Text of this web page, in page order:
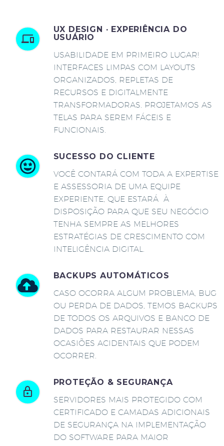
UX DESIGN · EXPERIÊNCIA DO
USUÁRIO
USABILIDADE EM PRIMEIRO LUGAR!
INTERFACES LIMPAS COM LAYOUTS
ORGANIZADOS, REPLETAS DE
RECURSOS E DIGITALMENTE
TRANSFORMADORAS. PROJETAMOS AS
TELAS PARA SEREM FÁCEIS E
FUNCIONAIS.
SUCESSO DO CLIENTE
VOCÊ CONTARÁ COM TODA A EXPERTISE
E ASSESSORIA DE UMA EQUIPE
EXPERIENTE, QUE ESTARÁ À
DISPOSIÇÃO PARA QUE SEU NEGÓCIO
TENHA SEMPRE AS MELHORES
ESTRATÉGIAS DE CRESCIMENTO COM
INTELIGÊNCIA DIGITAL.
BACKUPS AUTOMÁTICOS
CASO OCORRA ALGUM PROBLEMA, BUG
OU PERDA DE DADOS, TEMOS BACKUPS
DE TODOS OS ARQUIVOS E BANCO DE
DADOS PARA RESTAURAR NESSAS
OCASIÕES ACIDENTAIS QUE PODEM
OCORRER.
PROTEÇÃO & SEGURANÇA
SERVIDORES MAIS PROTEGIDO COM
CERTIFICADO E CAMADAS ADICIONAIS
DE SEGURANÇA NA IMPLEMENTAÇÃO
DO SOFTWARE PARA MAIOR